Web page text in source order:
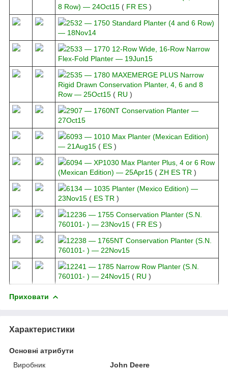
8 Row) ― 24Oct15 ( FR ES )
2532 ― 1750 Standard Planter (4 and 6 Row)
― 18Nov14
2533 ― 1770 12-Row Wide, 16-Row Narrow
Flex-Fold Planter ― 19Jun15
2535 ― 1780 MAXEMERGE PLUS Narrow
Rigid Drawn Conservation Planter, 4, 6 and 8
Row ― 25Oct15 ( RU )
2907 ― 1760NT Conservation Planter ―
27Oct15
6093 ― 1010 Max Planter (Mexican Edition)
― 21Aug15 ( ES )
6094 ― XP1030 Max Planter Plus, 4 or 6 Row
(Mexican Edition) ― 25Apr15 ( ZH ES TR )
6134 ― 1035 Planter (Mexico Edition) ―
23Nov15 ( ES TR )
12236 ― 1755 Conservation Planter (S.N.
760101- ) ― 23Nov15 ( FR ES )
12238 ― 1765NT Conservation Planter (S.N.
760101- ) ― 22Nov15
12241 ― 1785 Narrow Row Planter (S.N.
760101- ) ― 24Nov15 ( RU )
Приховати
Характеристики
Основні атрибути
Виробник
John Deere